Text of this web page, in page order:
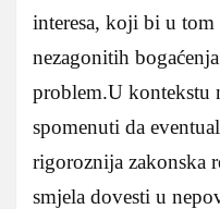
interesa, koji bi u tom
nezagonitih
problem.U kontekstu
spomenuti da
rigoroznija zakonska
smjela dovesti u